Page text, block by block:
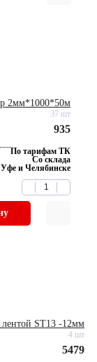
2мм*1000*50м
37 шт
935
По тарифам ТК
Со склада
и Челябинске
ST13 -12мм
4 шт
5479